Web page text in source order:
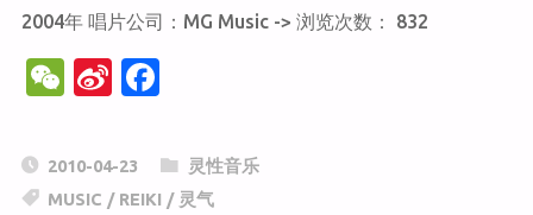
2004年 唱片公司：MG Music -> 浏览次数： 832
W
C
h
Si
a
W
c
e
2010-04-23
灵性音乐
MUSIC / REIKI / 灵气